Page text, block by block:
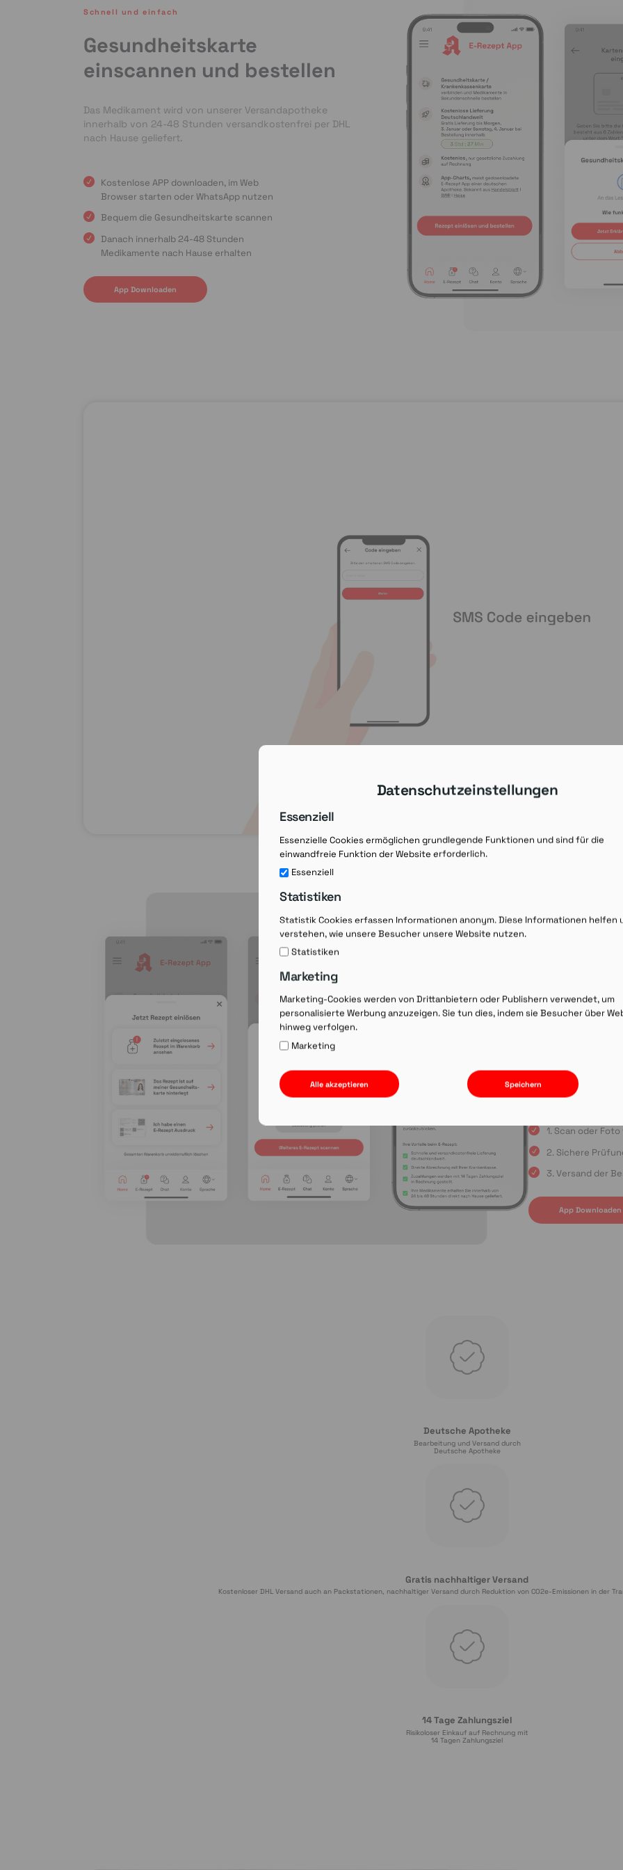
Schnell und einfach
Gesundheitskarte
einscannen und bestellen
Das Medikament wird von unserer Versandapotheke
innerhalb von 24-48 Stunden versandkostenfrei per DHL
nach Hause geliefert.
Kostenlose APP downloaden, im Web
Browser starten oder WhatsApp nutzen
Bequem die Gesundheitskarte scannen
Danach innerhalb 24-48 Stunden
Medikamente nach Hause erhalten
App Downloaden
Rezept-Ausdruck
Rezept-
Wir laden Sie ein,
Rezepte schnell
oder die
sind Sie immer in
Apple App Store
uns auf Ihre
1. Scan oder
2. Sichere
3. Versand der
App Downloaden
Deutsche Apotheke
Bearbeitung und Versand durch
Deutsche Apotheke
Gratis nachhaltiger Versand
Kostenloser DHL Versand auch an Packstationen, nachhaltiger Versand durch Reduktion von CO2e-Emissionen in der
14 Tage Zahlungsziel
Risikoloser Einkauf auf Rechnung mit
14 Tagen Zahlungsziel
Datenschutzeinstellungen
Essenziell
Essenzielle Cookies ermöglichen grundlegende Funktionen und sind für die
einwandfreie Funktion der Website erforderlich.
Essenziell
Statistiken
Statistik Cookies erfassen Informationen anonym. Diese Informationen helfen
verstehen, wie unsere Besucher unsere Website nutzen.
Statistiken
Marketing
Marketing-Cookies werden von Drittanbietern oder Publishern verwendet, um
personalisierte Werbung anzuzeigen. Sie tun dies, indem sie Besucher über
hinweg verfolgen.
Marketing
Alle akzeptieren Speichern